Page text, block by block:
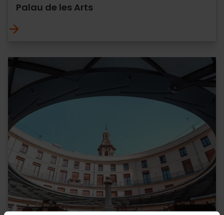
Palau de les Arts